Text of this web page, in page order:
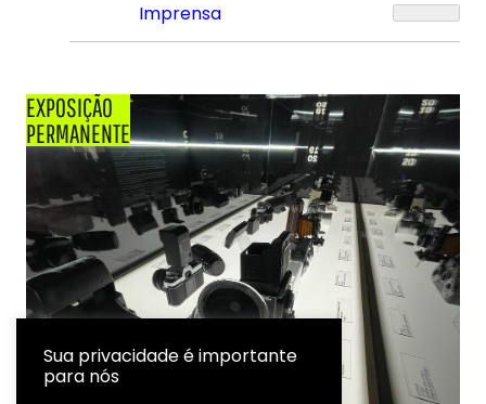
Imprensa
EXPOSIÇÃO
PERMANENTE
Sua privacidade é importante
para nós